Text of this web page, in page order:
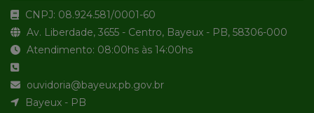
CNPJ: 08.924.581/0001-60
Av. Liberdade, 3655 - Centro, Bayeux - PB, 58306-000
Atendimento: 08:00hs às 14:00hs
ouvidoria@bayeux.pb.gov.br
Bayeux - PB